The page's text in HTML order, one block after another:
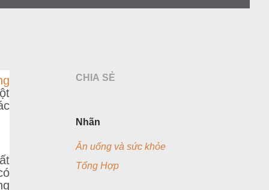
CHIA SẺ
Nhãn
Ăn uống và sức khỏe
Tổng Hợp